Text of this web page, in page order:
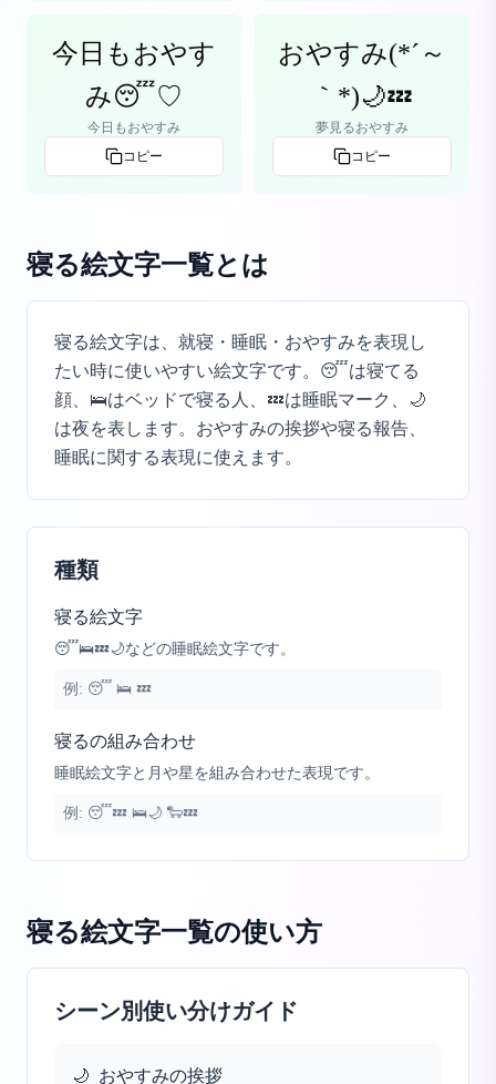
今日もおやす
み😴♡
今日もおやすみ
コピー
おやすみ(*´～
｀*)🌙💤
夢見るおやすみ
コピー
寝る絵文字一覧とは
寝る絵文字は、就寝・睡眠・おやすみを表現し
たい時に使いやすい絵文字です。😴は寝てる
顔、🛌はベッドで寝る人、💤は睡眠マーク、🌙
は夜を表します。おやすみの挨拶や寝る報告、
睡眠に関する表現に使えます。
種類
寝る絵文字
😴🛌💤🌙などの睡眠絵文字です。
例: 😴 🛌 💤
寝るの組み合わせ
睡眠絵文字と月や星を組み合わせた表現です。
例: 😴💤 🛌🌙 🐑💤
寝る絵文字一覧の使い方
シーン別使い分けガイド
🌙 おやすみの挨拶